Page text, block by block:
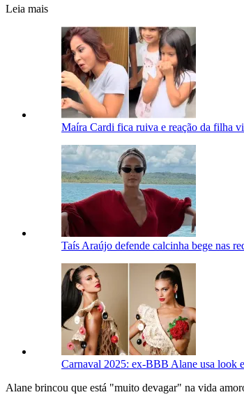
Leia mais
Maíra Cardi fica ruiva e reação da filha
Taís Araújo defende calcinha bege nas
Carnaval 2025: ex-BBB Alane usa look
Alane brincou que está "muito devagar" na vida